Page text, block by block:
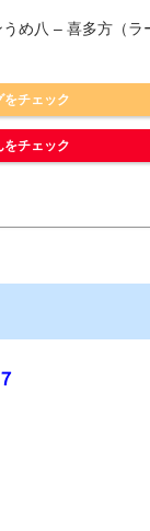
め八 – 喜多方（ラ
をチェック
をチェック